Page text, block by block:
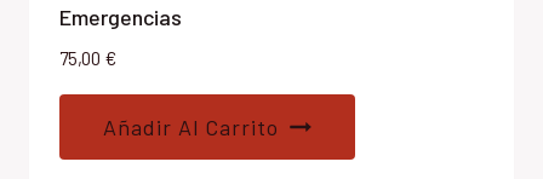
Emergencias
75,00 €
Añadir Al Carrito